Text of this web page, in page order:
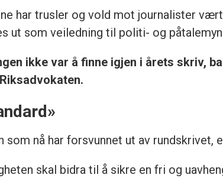
har trusler og vold mot journalister
ut som veiledning til politi- og
ikke var å finne igjen i årets skriv,
som nå har forsvunnet ut av rundskrivet,
skal bidra til å sikre en fri og